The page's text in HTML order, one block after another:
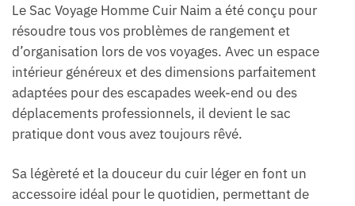
Le Sac Voyage Homme Cuir Naim a été conçu pour
résoudre tous vos problèmes de rangement et
d’organisation lors de vos voyages. Avec un espace
intérieur généreux et des dimensions parfaitement
adaptées pour des escapades week-end ou des
déplacements professionnels, il devient le sac
pratique dont vous avez toujours rêvé.
Sa légèreté et la douceur du cuir léger en font un
accessoire idéal pour le quotidien, permettant de